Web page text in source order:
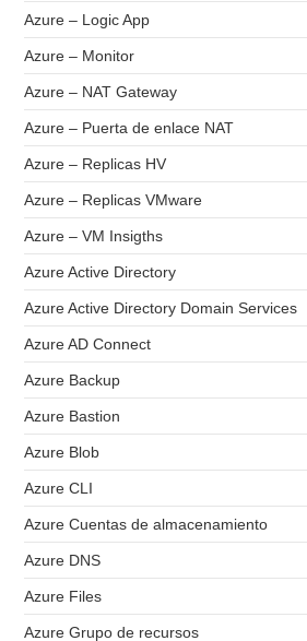
Azure – Logic App
Azure – Monitor
Azure – NAT Gateway
Azure – Puerta de enlace NAT
Azure – Replicas HV
Azure – Replicas VMware
Azure – VM Insigths
Azure Active Directory
Azure Active Directory Domain Services
Azure AD Connect
Azure Backup
Azure Bastion
Azure Blob
Azure CLI
Azure Cuentas de almacenamiento
Azure DNS
Azure Files
Azure Grupo de recursos